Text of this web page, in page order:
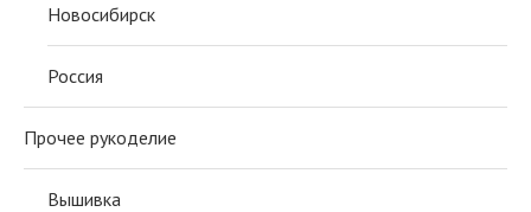
Новосибирск
Россия
Прочее рукоделие
Вышивка